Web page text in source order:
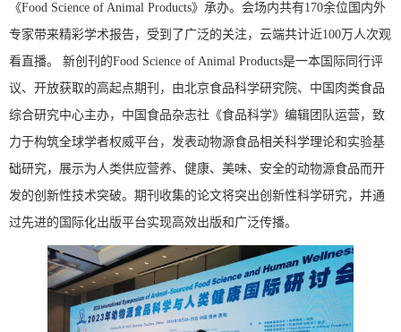
《Food Science of Animal Products》承办。会场内共有170余位国内外
专家带来精彩学术报告，受到了广泛的关注，云端共计近100万人次观
看直播。 新创刊的Food Science of Animal Products是一本国际同行评
议、开放获取的高起点期刊，由北京食品科学研究院、中国肉类食品
综合研究中心主办，中国食品杂志社《食品科学》编辑团队运营，致
力于构筑全球学者权威平台，发表动物源食品相关科学理论和实验基
础研究，展示为人类供应营养、健康、美味、安全的动物源食品而开
发的创新性技术突破。期刊收集的论文将突出创新性科学研究，并通
过先进的国际化出版平台实现高效出版和广泛传播。